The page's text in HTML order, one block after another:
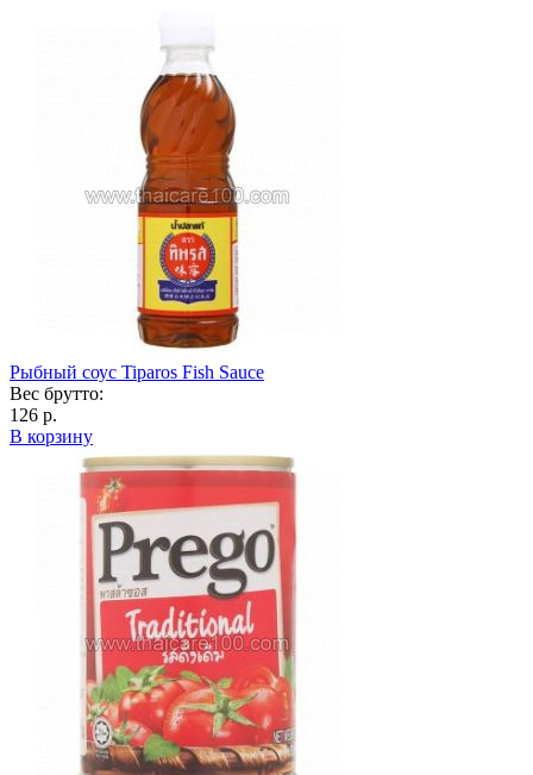
Рыбный соус Tiparos Fish Sauce
Вес брутто:
126 р.
В корзину